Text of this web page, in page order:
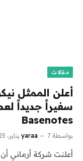
مقالات
أعلن الممثل
سفيراً جديداً
Basenotes
بواسطة yaraa 7 يناير، 2025
أعلنت شركة أرماني